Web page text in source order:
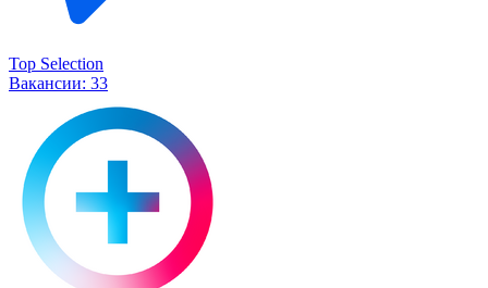
Top Selection
Вакансии: 33